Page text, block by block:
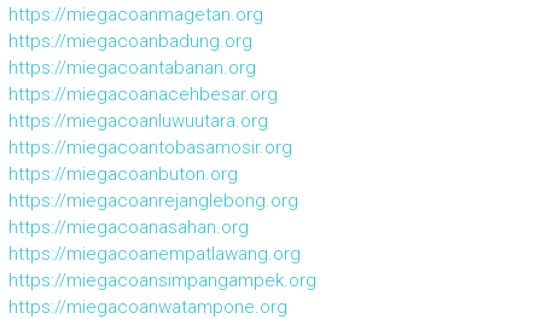
https://miegacoanmagetan.org
https://miegacoanbadung.org
https://miegacoantabanan.org
https://miegacoanacehbesar.org
https://miegacoanluwuutara.org
https://miegacoantobasamosir.org
https://miegacoanbuton.org
https://miegacoanrejanglebong.org
https://miegacoanasahan.org
https://miegacoanempatlawang.org
https://miegacoansimpangampek.org
https://miegacoanwatampone.org